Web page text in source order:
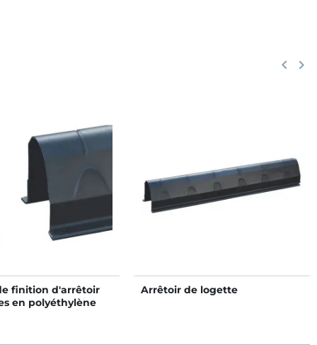
keyboard_arrow_left keyboard_arrow_right
finition d'arrêtoir
en polyéthylène
Arrêtoir de logette